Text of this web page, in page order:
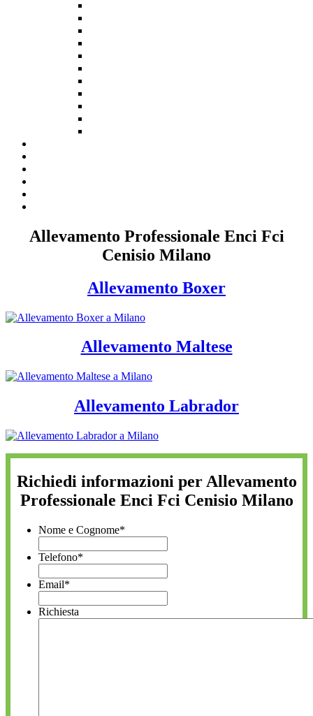
Allevamento Professionale Enci Fci
Cenisio Milano
Allevamento Boxer
Allevamento Maltese
Allevamento Labrador
Richiedi informazioni per Allevamento
Professionale Enci Fci Cenisio Milano
Nome e Cognome*
Telefono*
Email*
Richiesta